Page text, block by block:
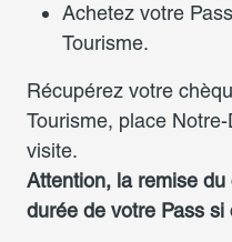
Achetez votre
Tourisme.
Récupérez votre
Tourisme, place
visite.
Attention, la remise
durée de votre Pass